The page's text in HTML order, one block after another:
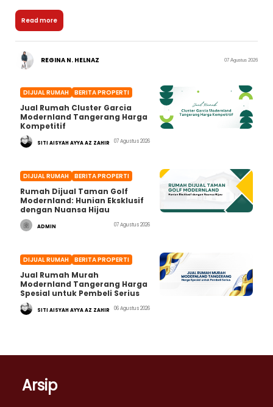
Read more
REGINA N. HELNAZ 07 Agustus 2026
DIJUAL RUMAH BERITA PROPERTI
Jual Rumah Cluster Garcia
Modernland Tangerang Harga
Kompetitif
SITI AISYAH AYYA AZ ZAHIR 07 Agustus 2026
DIJUAL RUMAH BERITA PROPERTI
Rumah Dijual Taman Golf
Modernland: Hunian Eksklusif
dengan Nuansa Hijau
ADMIN 07 Agustus 2026
DIJUAL RUMAH BERITA PROPERTI
Jual Rumah Murah
Modernland Tangerang Harga
Spesial untuk Pembeli Serius
SITI AISYAH AYYA AZ ZAHIR 06 Agustus 2026
Arsip